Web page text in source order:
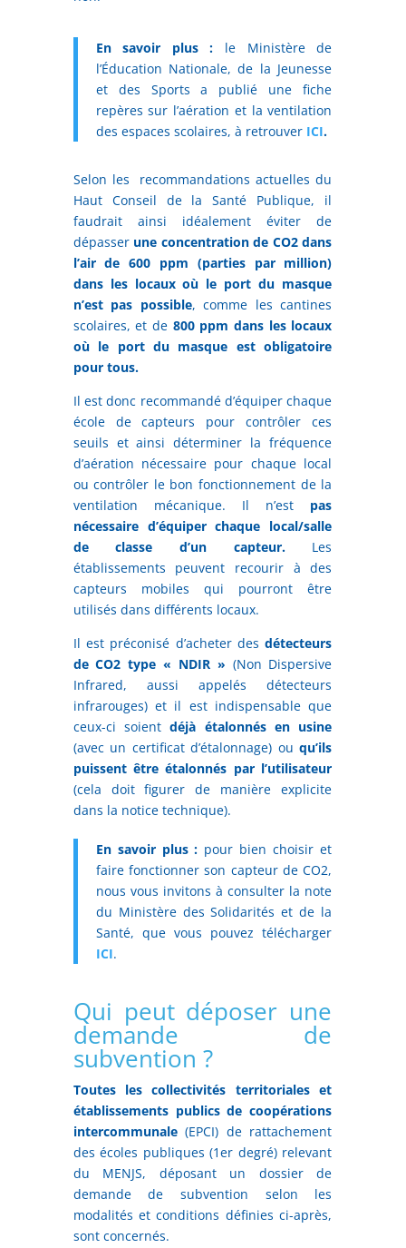
En savoir plus : le Ministère de
l’Éducation Nationale, de la Jeunesse
et des Sports a publié une fiche
repères sur l’aération et la ventilation
des espaces scolaires, à retrouver ICI.
Selon les recommandations actuelles du
Haut Conseil de la Santé Publique, il
faudrait ainsi idéalement éviter de
dépasser une concentration de CO2 dans
l’air de 600 ppm (parties par million)
dans les locaux où le port du masque
n’est pas possible, comme les cantines
scolaires, et de 800 ppm dans les locaux
où le port du masque est obligatoire
pour tous.
Il est donc recommandé d’équiper chaque
école de capteurs pour contrôler ces
seuils et ainsi déterminer la fréquence
d’aération nécessaire pour chaque local
ou contrôler le bon fonctionnement de la
ventilation mécanique. Il n’est pas
nécessaire d’équiper chaque local/salle
de classe d’un capteur.Les
établissements peuvent recourir à des
capteurs mobiles qui pourront être
utilisés dans différents locaux.
Il est préconisé d’acheter desdétecteurs
de CO2 type « NDIR » (Non Dispersive
Infrared, aussi appelés détecteurs
infrarouges) et il est indispensable que
ceux-ci soientdéjà étalonnés en usine
(avec un certificat d’étalonnage) ouqu’ils
puissent être étalonnés par l’utilisateur
(cela doit figurer de manière explicite
dans la notice technique).
En savoir plus : pour bien choisir et
faire fonctionner son capteur de CO2,
nous vous invitons à consulter la note
du Ministère des Solidarités et de la
Santé, que vous pouvez télécharger
ICI.
Qui peut déposer une
demande de
subvention ?
Toutes les collectivités territoriales et
établissements publics de coopérations
intercommunale(EPCI) de rattachement
des écoles publiques (1er degré) relevant
du MENJS, déposant un dossier de
demande de subvention selon les
modalités et conditions définies ci-après,
sont concernés.